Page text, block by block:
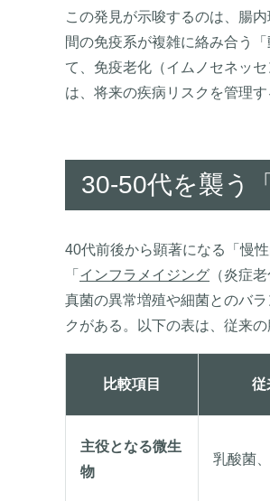
この発見が示唆するのは、腸
間の免疫系が複雑に絡み合う
て、免疫老化（イムノセネッ
は、将来の疾病リスクを管理
30-50代を襲う
40代前後から顕著になる「慢
「 インフラメイジング （炎症
真菌の異常増殖や細菌とのバ
クがある。以下の表は、従来
比較項目 従
主役となる微生
物
乳酸菌